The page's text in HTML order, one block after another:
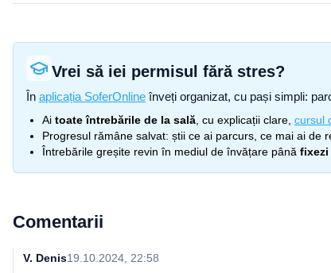
Vrei să iei permisul fără stres?
În aplicația SoferOnline înveți organizat, cu pași simpli:
Ai toate întrebările de la sală , cu explicații clare, cursul
Progresul rămâne salvat: știi ce ai parcurs, ce mai ai de
Întrebările greșite revin în mediul de învățare până fixezi
Comentarii
V. Denis19.10.2024, 22:58